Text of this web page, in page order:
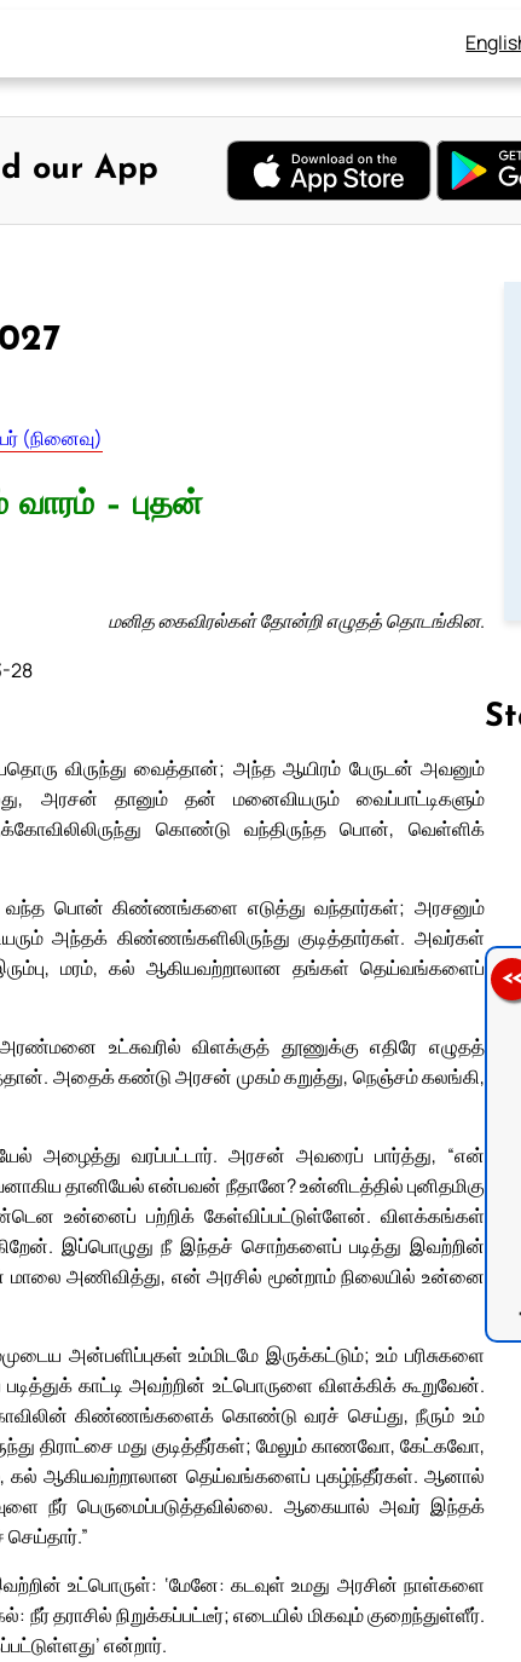
our App
(நினைவு)
– புதன்
மனித கைவிரல்கள் தோன்றி எழுதத் தொடங்கின.
28
விருந்து வைத்தான்; அந்த ஆயிரம் பேருடன் அவனும்
அரசன் தானும் தன் மனைவியரும் வைப்பாட்டிகளும்
கொண்டு வந்திருந்த பொன், வெள்ளிக்
வந்த பொன் கிண்ணங்களை எடுத்து வந்தார்கள்; அரசனும்
அந்தக் கிண்ணங்களிலிருந்து குடித்தார்கள். அவர்கள்
மரம், கல் ஆகியவற்றாலான தங்கள் தெய்வங்களைப்
உட்சுவரில் விளக்குத் தூணுக்கு எதிரே எழுதத்
அதைக் கண்டு அரசன் முகம் கறுத்து, நெஞ்சம் கலங்கி,
அழைத்து வரப்பட்டார். அரசன் அவரைப் பார்த்து, “என்
தானியேல் என்பவன் நீதானே? உன்னிடத்தில் புனிதமிகு
உன்னைப் பற்றிக் கேள்விப்பட்டுள்ளேன். விளக்கங்கள்
இப்பொழுது நீ இந்தச் சொற்களைப் படித்து இவற்றின்
மாலை அணிவித்து, என் அரசில் மூன்றாம் நிலையில் உன்னை
அன்பளிப்புகள் உம்மிடமே இருக்கட்டும்; உம் பரிசுகளை
காட்டி அவற்றின் உட்பொருளை விளக்கிக் கூறுவேன்.
கிண்ணங்களைக் கொண்டு வரச் செய்து, நீரும் உம்
திராட்சை மது குடித்தீர்கள்; மேலும் காணவோ, கேட்கவோ,
ஆகியவற்றாலான தெய்வங்களைப் புகழ்ந்தீர்கள். ஆனால்
நீர் பெருமைப்படுத்தவில்லை. ஆகையால் அவர் இந்தக்
உட்பொருள்: ‘மேனே: கடவுள் உமது அரசின் நாள்களை
தராசில் நிறுக்கப்பட்டீர்; எடையில் மிகவும் குறைந்துள்ளீர்.
என்றார்.
Follow us on Facebook
<<